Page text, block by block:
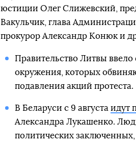
юстиции Олег Слижевский,
Вакульчик, глава
прокурор Александр Конюк и
Правительство Литвы
окружения, которых
подавления акций протеста.
В Беларуси с 9 августа идут
Александра Лукашенко.
политических заключенных,